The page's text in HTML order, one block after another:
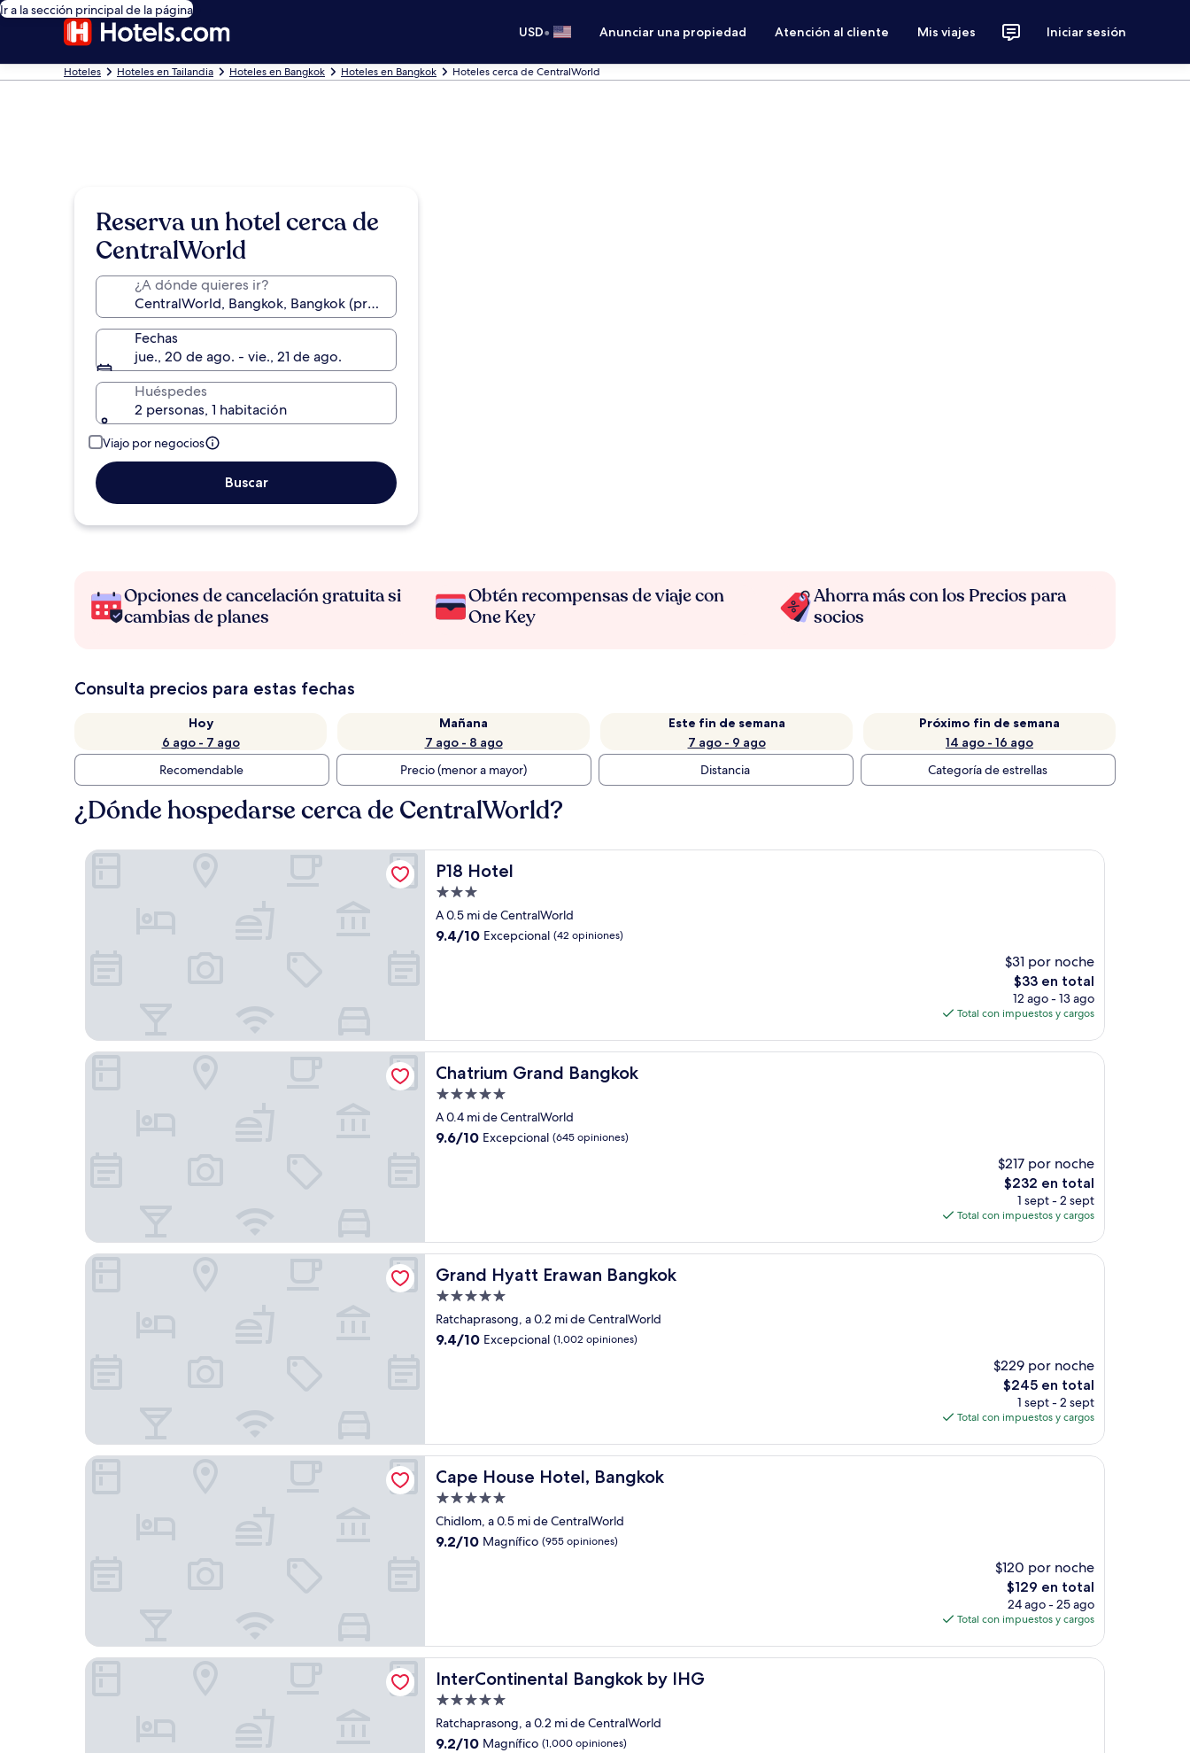
Ir a la sección principal de la página
USD• Anunciar una propiedad Atención al cliente Mis viajes Iniciar sesión
Hoteles Hoteles en Tailandia Hoteles en Bangkok Hoteles en Bangkok Hoteles cerca de CentralWorld
Reserva un hotel cerca de
CentralWorld
¿A dónde quieres ir?
Fechas
jue., 20 de ago. - vie., 21 de ago.
Huéspedes
2 personas, 1 habitación
Viajo por negocios
Buscar
Opciones de cancelación gratuita si
cambias de planes
Obtén recompensas de viaje con
One Key
Ahorra más con los Precios para
socios
Consulta precios para estas fechas
Hoy
6 ago - 7 ago
Mañana
7 ago - 8 ago
Este fin de semana
7 ago - 9 ago
Próximo fin de semana
14 ago - 16 ago
Recomendable
Precio (menor a mayor) Distancia Categoría de estrellas
¿Dónde hospedarse cerca de CentralWorld?
P18 Hotel
P18 Hotel
Propiedad
de
3.0
A 0.5 mi de CentralWorld
9.4
9.4/10 Excepcional (42 opiniones)
$31 por noche
El
precio
actual
de
$33 en total
12 ago - 13 ago
Total con impuestos y cargos
P18 Hotel
Chatrium Grand Bangkok
Chatrium Grand Bangkok
Propiedad
de
5.0
A 0.4 mi de CentralWorld
9.6
9.6/10 Excepcional (645 opiniones)
$217 por noche
El
precio
actual
de
$232 en total
1 sept - 2 sept
Total con impuestos y cargos
Chatrium Grand Bangkok
Grand Hyatt Erawan Bangkok
Grand Hyatt Erawan Bangkok
Propiedad
de
5.0
Ratchaprasong, a 0.2 mi de CentralWorld
9.4
9.4/10 Excepcional (1,002 opiniones)
$229 por noche
El
precio
actual
de
$245 en total
1 sept - 2 sept
Total con impuestos y cargos
Grand Hyatt Erawan Bangkok
Cape House Hotel, Bangkok
Cape House Hotel, Bangkok
Propiedad
de
5.0
Chidlom, a 0.5 mi de CentralWorld
9.2
9.2/10 Magnífico (955 opiniones)
$120 por noche
El
precio
actual
de
$129 en total
24 ago - 25 ago
Total con impuestos y cargos
Cape House Hotel, Bangkok
InterContinental Bangkok by IHG
InterContinental Bangkok by IHG
Propiedad
de
5.0
Ratchaprasong, a 0.2 mi de CentralWorld
9.2
9.2/10 Magnífico (1,000 opiniones)
InterContinental Bangkok by IHG